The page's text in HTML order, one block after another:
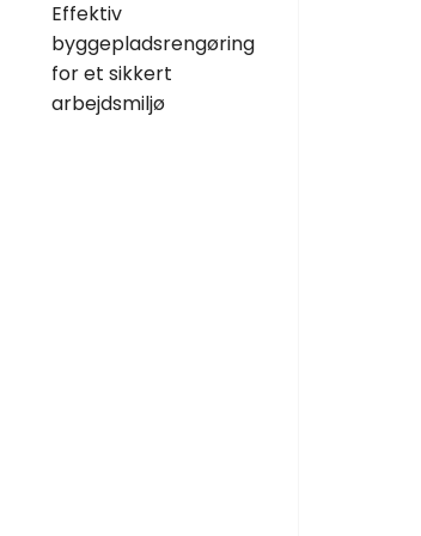
Effektiv
byggepladsrengøring
for et sikkert
arbejdsmiljø